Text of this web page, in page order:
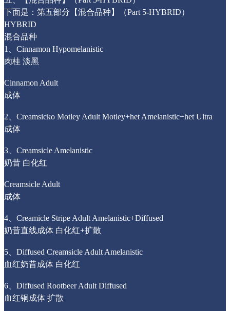
下面是：第五部分【混合品种】（Part 5-HYBRID）
HYBRID
混合品种
1、Cinnamon Hypomelanistic
肉桂 淡黑
Cinnamon Adult
成体
2、Creamsicko Motley Adult Motley+het Amelanistic+het Ultra
成体
3、Creamsicle Amelanistic
奶昔 白化红
Creamsicle Adult
成体
4、Creamicle Stripe Adult Amelanistic+Diffused
奶昔直线成体 白化红+扩散
5、Diffused Creamsicle Adult Amelanistic
血红奶昔成体 白化红
6、Diffused Rootbeer Adult Diffused
血红铜成体 扩散